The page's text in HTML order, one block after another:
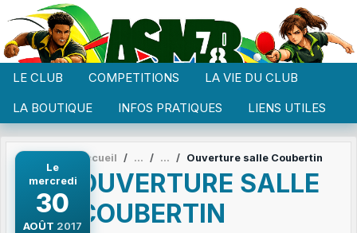
LE CLUB COMPETITIONS
LA VIE DU CLUB
LA BOUTIQUE
INFOS PRATIQUES LIENS UTILES
Le
mercredi
30
AOÛT 2017
Accueil Ouverture salle Coubertin
OUVERTURE SALLE
COUBERTIN
Panneau de gestion des cookies